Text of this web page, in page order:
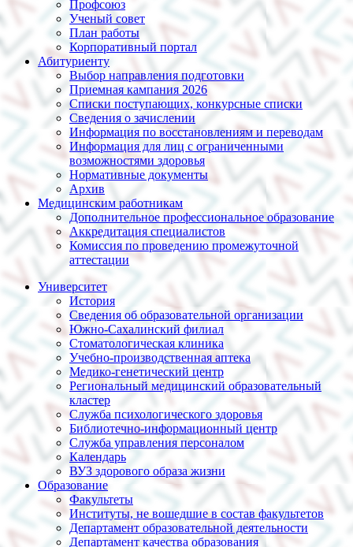
Профсоюз
Ученый совет
План работы
Корпоративный портал
Абитуриенту
Выбор направления подготовки
Приемная кампания 2026
Списки поступающих, конкурсные списки
Сведения о зачислении
Информация по восстановлениям и переводам
Информация для лиц с ограниченными
возможностями здоровья
Нормативные документы
Архив
Медицинским работникам
Дополнительное профессиональное образование
Аккредитация специалистов
Комиссия по проведению промежуточной
аттестации
Университет
История
Сведения об образовательной организации
Южно-Сахалинский филиал
Стоматологическая клиника
Учебно-производственная аптека
Медико-генетический центр
Региональный медицинский образовательный
кластер
Служба психологического здоровья
Библиотечно-информационный центр
Служба управления персоналом
Календарь
ВУЗ здорового образа жизни
Образование
Факультеты
Институты, не вошедшие в состав факультетов
Департамент образовательной деятельности
Департамент качества образования